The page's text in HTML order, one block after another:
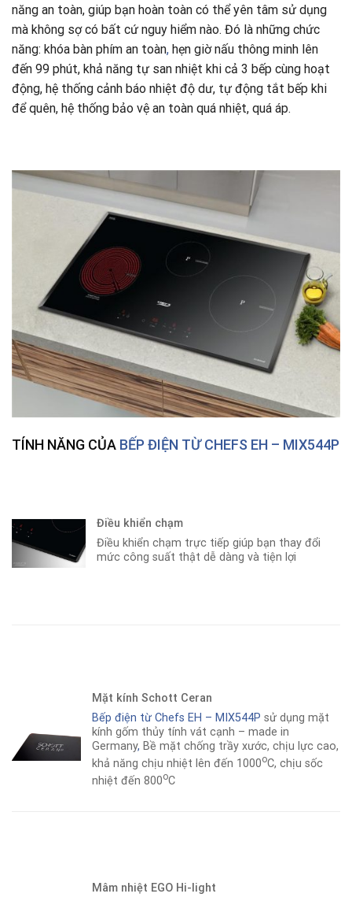
năng an toàn, giúp bạn hoàn toàn có thể yên tâm sử dụng
mà không sợ có bất cứ nguy hiểm nào. Đó là những chức
năng: khóa bàn phím an toàn, hẹn giờ nấu thông minh lên
đến 99 phút, khả năng tự san nhiệt khi cả 3 bếp cùng hoạt
động, hệ thống cảnh báo nhiệt độ dư, tự động tắt bếp khi
để quên, hệ thống bảo vệ an toàn quá nhiệt, quá áp.
TÍNH NĂNG CỦA BẾP ĐIỆN TỪ CHEFS EH – MIX544P
Điều khiển chạm
Điều khiển chạm trực tiếp giúp bạn thay đổi
mức công suất thật dễ dàng và tiện lợi
Mặt kính Schott Ceran
Bếp điện từ Chefs EH – MIX544P sử dụng mặt
kính gốm thủy tính vát cạnh – made in
Germany, Bề mặt chống trầy xước, chịu lực cao,
khả năng chịu nhiệt lên đến 1000oC, chịu sốc
nhiệt đến 800oC
Mâm nhiệt EGO Hi-light